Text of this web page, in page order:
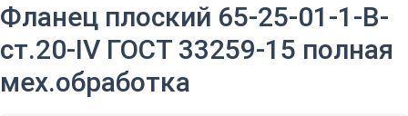
Фланец плоский 65-25-01-1-B-
ст.20-IV ГОСТ 33259-15 полная
мех.обработка